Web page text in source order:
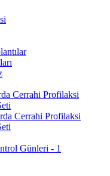
Cerrahi Profilaksi
Cerrahi Profilaksi
Günleri - 1